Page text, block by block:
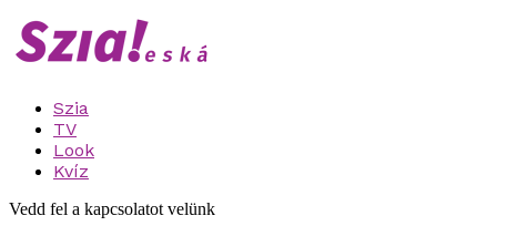
Szia
TV
Look
Kvíz
Vedd fel a kapcsolatot velünk